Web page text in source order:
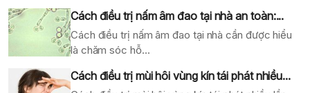
Cách điều trị nấm âm đao tại nhà an toàn:...
Cách điều trị nấm âm đao tại nhà cần được hiểu
là chăm sóc hỗ...
Cách điều trị mùi hôi vùng kín tái phát nhiều...